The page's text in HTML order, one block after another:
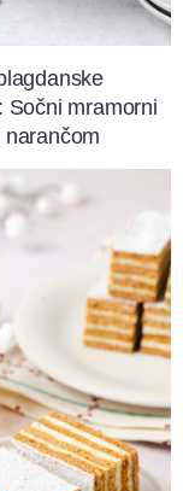
Sočni mramorni
narančom